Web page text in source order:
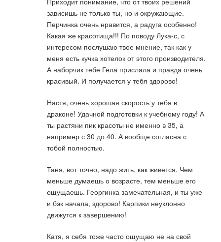
зависишь не только ты, но и окружающие.
Перчинка очень нравится, а радуга особенно!
Какая же красотища!!! По поводу Лука-с, с
интересом послушаю твое мнение, так как у
меня есть кучка хотелок от этого производителя.
А наборчик тебе Гела прислала и правда очень
красивый. И получается у тебя здорово!
Настя, очень хорошая скорость у тебя в
драконе! Удачной подготовки к учебному году! А
ты растяни пик красоты не именно в 35, а
например с 30 до 40. А вообще согласна с
тобой полностью.
Таня, вот точно, надо жить, как живется. Чем
меньше думаешь о возрасте, тем меньше его
ощущаешь. Георгинка замечательная, и ты уже
и бэк начала, здорово! Карпики неуклонно
движутся к завершению!
Катя, я себя тоже часто ощущаю не на свой